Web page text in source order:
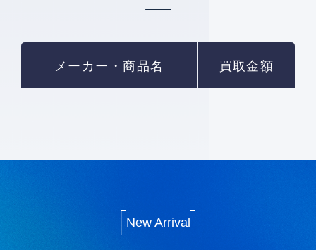
メーカー・商品名 買取金額
New Arrival